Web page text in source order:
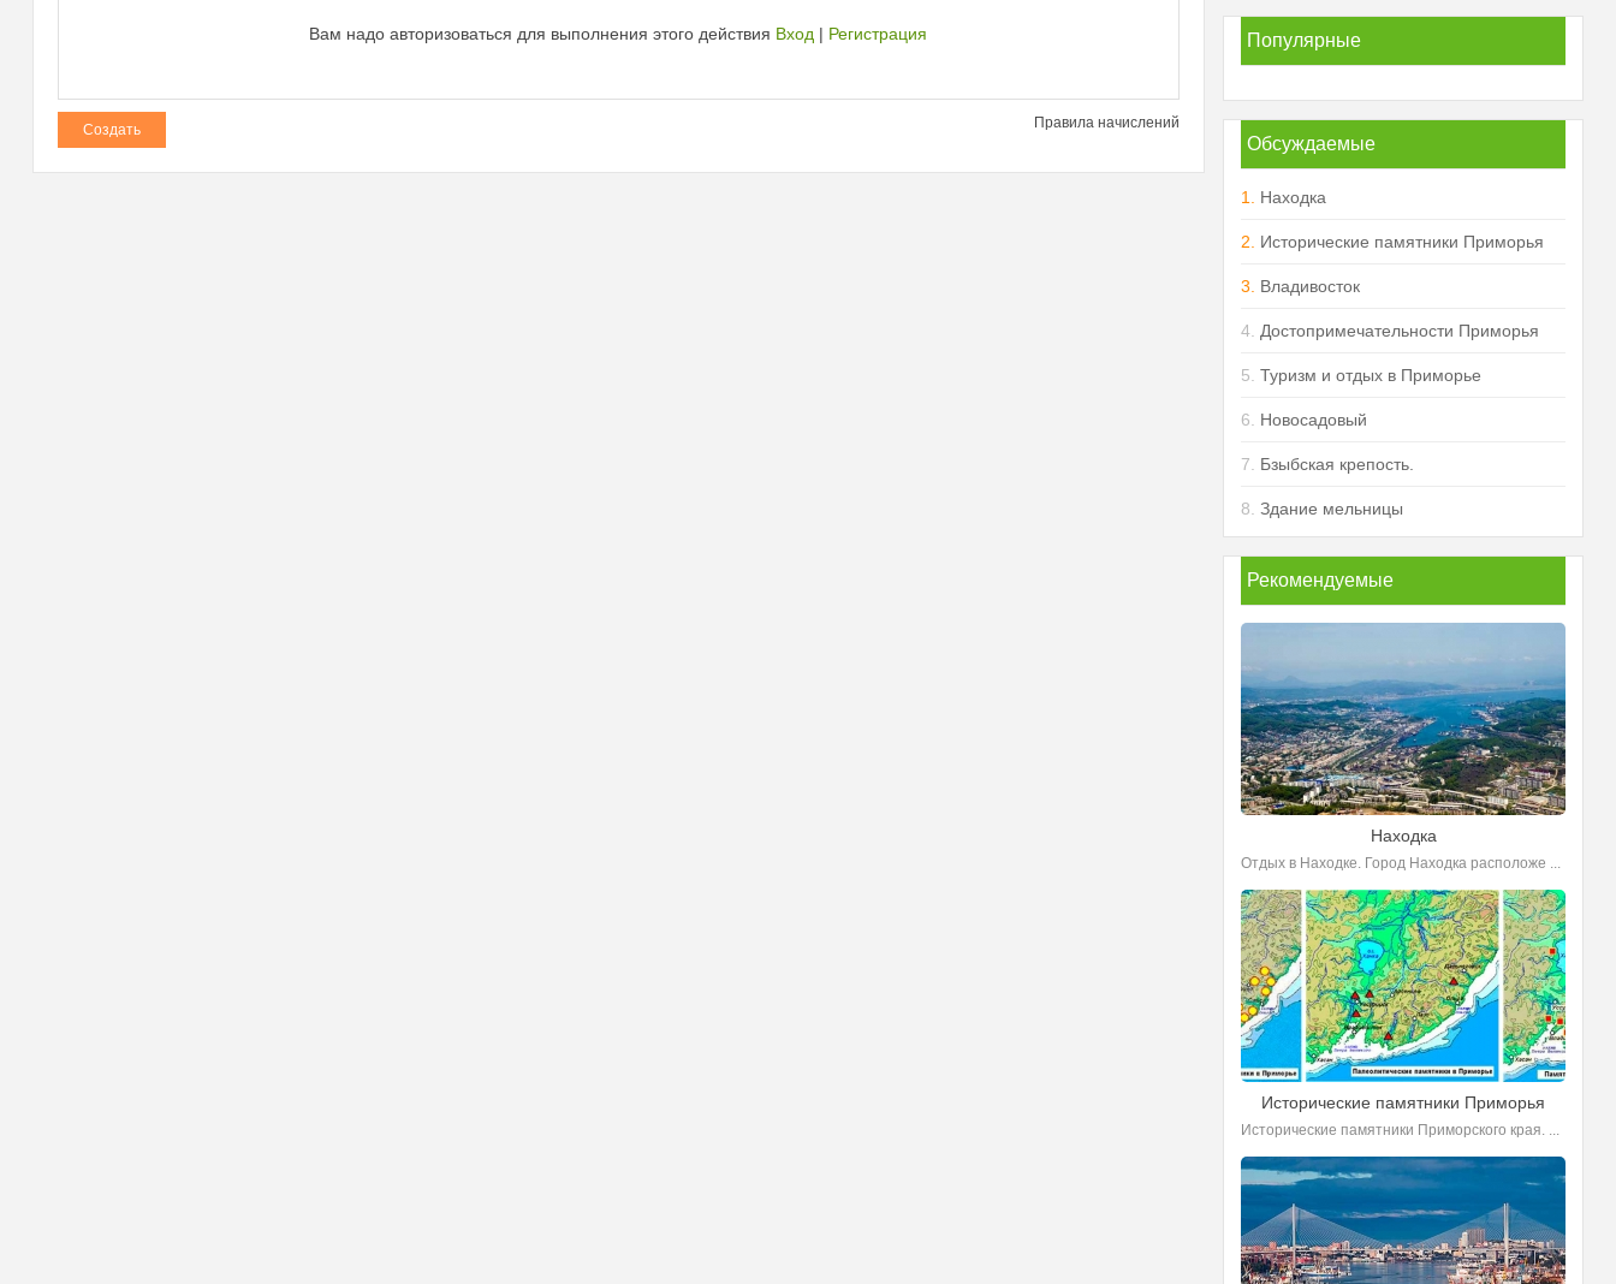
Вам надо авторизоваться для выполнения этого действия Вход | Регистрация
Правила начислений
Создать
Популярные
Обсуждаемые
1. Находка
2. Исторические памятники Приморья
3. Владивосток
4. Достопримечательности Приморья
5. Туризм и отдых в Приморье
6. Новосадовый
7. Бзыбская крепость.
8. Здание мельницы
Рекомендуемые
Находка
Отдых в Находке. Город Находка расположе ...
Исторические памятники Приморья
Исторические памятники Приморского края. ...